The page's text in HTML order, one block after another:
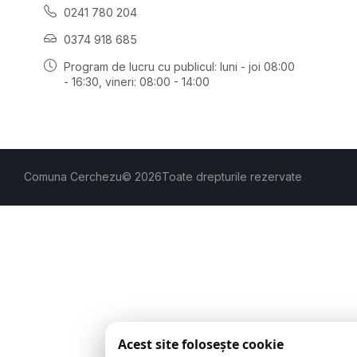
0241 780 204
0374 918 685
Program de lucru cu publicul: luni - joi 08:00
- 16:30 , vineri: 08:00 - 14:00
Comuna Cerchezu© 2026Toate drepturile rezervate
Acest site folosește cookie